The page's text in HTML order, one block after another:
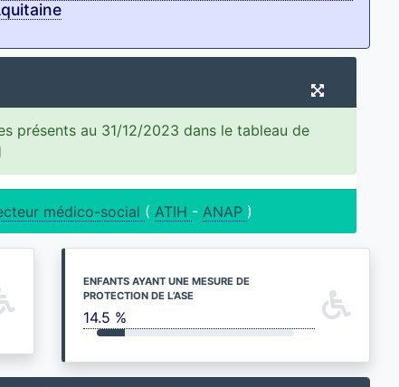
présents au 31/12/2023 dans le tableau de
médico-social ( ATIH - ANAP )
ENFANTS AYANT UNE MESURE DE
PROTECTION DE L’ASE
14.5 %